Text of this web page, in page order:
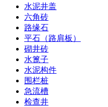
水泥井盖
六角砖
路缘石
平石（路肩板）
砌井砖
水篦子
水泥构件
围栏桩
急流槽
检查井